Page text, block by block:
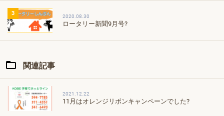
3 2020.08.30
ロータリー新聞9月号?
関連記事
2021.12.22
11月はオレンジリボンキャンペーンでした?